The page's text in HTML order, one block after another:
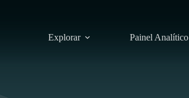
Explorar Painel Analítico